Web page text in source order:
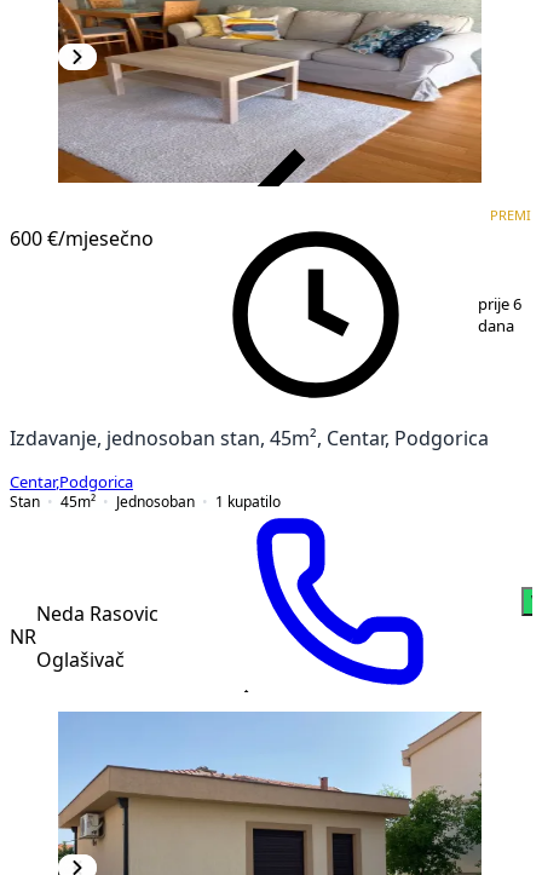
600 €/mjesečno
prije 6
dana
Izdavanje, jednosoban stan, 45m², Centar, Podgorica
Centar,Podgorica
Stan
45m² Jednosoban 1 kupatilo
NR
Neda Rasovic
Oglašivač